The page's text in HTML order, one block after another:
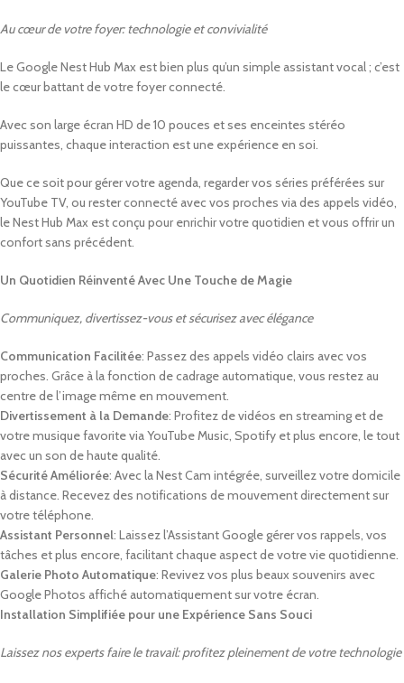
Au cœur de votre foyer: technologie et convivialité
Le Google Nest Hub Max est bien plus qu’un simple assistant vocal ; c’est
le cœur battant de votre foyer connecté.
Avec son large écran HD de 10 pouces et ses enceintes stéréo
puissantes, chaque interaction est une expérience en soi.
Que ce soit pour gérer votre agenda, regarder vos séries préférées sur
YouTube TV, ou rester connecté avec vos proches via des appels vidéo,
le Nest Hub Max est conçu pour enrichir votre quotidien et vous offrir un
confort sans précédent.
Un Quotidien Réinventé Avec Une Touche de Magie
Communiquez, divertissez-vous et sécurisez avec élégance
Communication Facilitée: Passez des appels vidéo clairs avec vos
proches. Grâce à la fonction de cadrage automatique, vous restez au
centre de l’image même en mouvement.
Divertissement à la Demande: Profitez de vidéos en streaming et de
votre musique favorite via YouTube Music, Spotify et plus encore, le tout
avec un son de haute qualité.
Sécurité Améliorée: Avec la Nest Cam intégrée, surveillez votre domicile
à distance. Recevez des notifications de mouvement directement sur
votre téléphone.
Assistant Personnel: Laissez l’Assistant Google gérer vos rappels, vos
tâches et plus encore, facilitant chaque aspect de votre vie quotidienne.
Galerie Photo Automatique: Revivez vos plus beaux souvenirs avec
Google Photos affiché automatiquement sur votre écran.
Installation Simplifiée pour une Expérience Sans Souci
Laissez nos experts faire le travail: profitez pleinement de votre technologie